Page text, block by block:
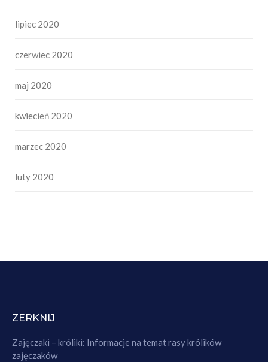
lipiec 2020
czerwiec 2020
maj 2020
kwiecień 2020
marzec 2020
luty 2020
ZERKNIJ
Zajęczaki – króliki: Informacje na temat rasy królików
zajęczaków